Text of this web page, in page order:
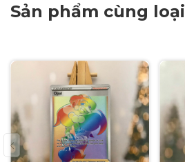
Sản phẩm cùng loại